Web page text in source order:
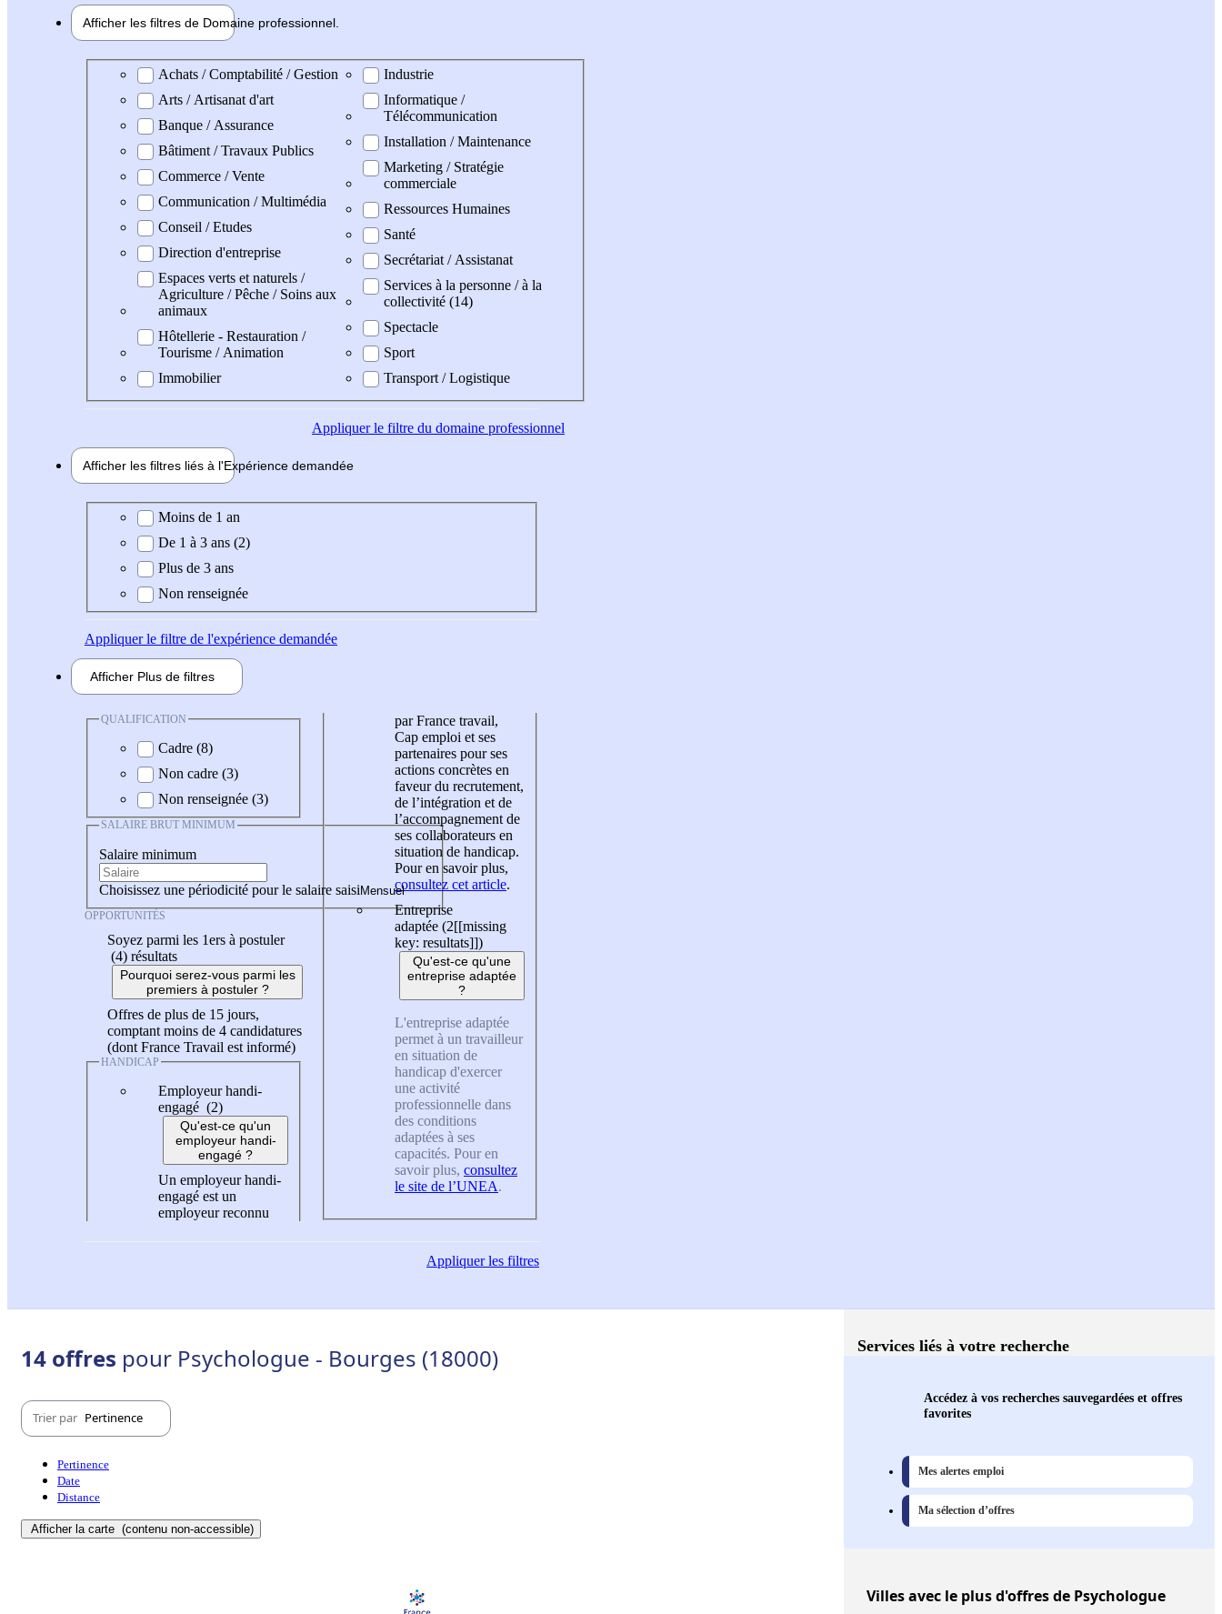
Afficher les filtres de Domaine professionnel
Domaine professionel
Achats / Comptabilité / Gestion
Arts / Artisanat d'art
Banque / Assurance
Bâtiment / Travaux Publics
Commerce / Vente
Communication / Multimédia
Conseil / Etudes
Direction d'entreprise
Espaces verts et naturels /
Agriculture / Pêche / Soins aux
animaux
Hôtellerie - Restauration /
Tourisme / Animation
Immobilier
Industrie
Informatique /
Télécommunication
Installation / Maintenance
Marketing / Stratégie
commerciale
Ressources Humaines
Santé
Secrétariat / Assistanat
Services à la personne / à la
collectivité (14)
Spectacle
Sport
Transport / Logistique
Appliquerle filtre du domaine professionnel
Afficher les filtres liés à l'Expérience demandée
Expérience demandée
Moins de 1 an
De 1 à 3 ans (2)
Plus de 3 ans
Non renseignée
Appliquerle filtre de l'expérience demandée
Afficher Plus de filtres
QUALIFICATION
Cadre (8)
Non cadre (3)
Non renseignée (3)
SALAIRE BRUT MINIMUM
Salaire minimum
Choisissez une périodicité pour le salaire saisi
OPPORTUNITÉS
Soyez parmi les 1ers à postuler
(4) résultats
Pourquoi serez-vous parmi les
premiers à postuler ?
Offres de plus de 15 jours,
comptant moins de 4 candidatures
(dont France Travail est informé)
HANDICAP
Employeur handi-
engagé (2)
Qu'est-ce qu'un
employeur handi-
engagé ?
Un employeur handi-
engagé est un
employeur reconnu
par France travail,
Cap emploi et ses
partenaires pour ses
actions concrètes en
faveur du recrutement,
de l’intégration et de
l’accompagnement de
ses collaborateurs en
situation de handicap.
Pour en savoir plus,
consultez cet article.
Entreprise
adaptée (2[[missing
key: resultats]])
Qu'est-ce qu'une
entreprise adaptée
?
L'entreprise adaptée
permet à un travailleur
en situation de
handicap d'exercer
une activité
professionnelle dans
des conditions
adaptées à ses
capacités. Pour en
savoir plus, consultez
le site de l’UNEA.
Appliquerles filtres
14 offres pour Psychologue - Bourges (18000)
Trier par Pertinence
Pertinence
Date
Distance
Afficher la carte (contenu non-accessible)
Services liés à votre recherche
Accédez à vos recherches sauvegardées et offres
favorites
Mes alertes emploi
Ma sélection d’offres
Villesavec le plus d'offres de Psychologue